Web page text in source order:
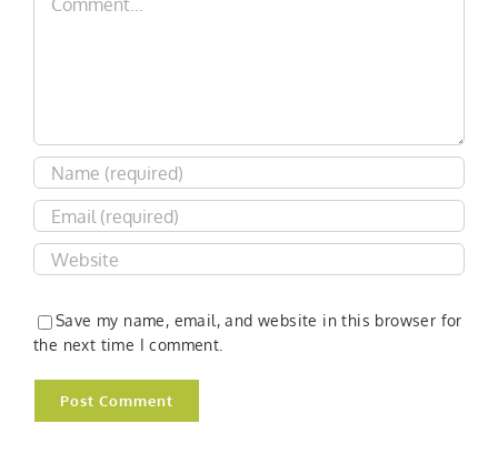
Save my name, email, and website in this browser for
the next time I comment.